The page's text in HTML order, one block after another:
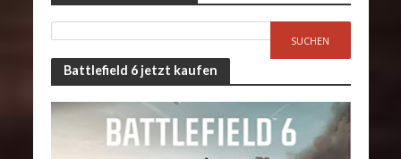
Battlefield 6 jetzt kaufen